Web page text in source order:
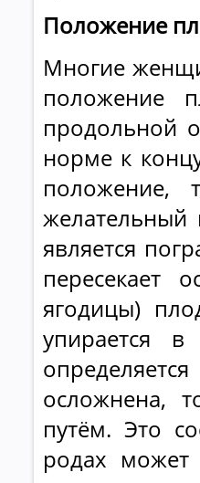
Положение
Многие
положение
продольной
норме к
положение,
желательный
является
пересекает
ягодицы)
упирается
осложнена,
путём. Это
родах